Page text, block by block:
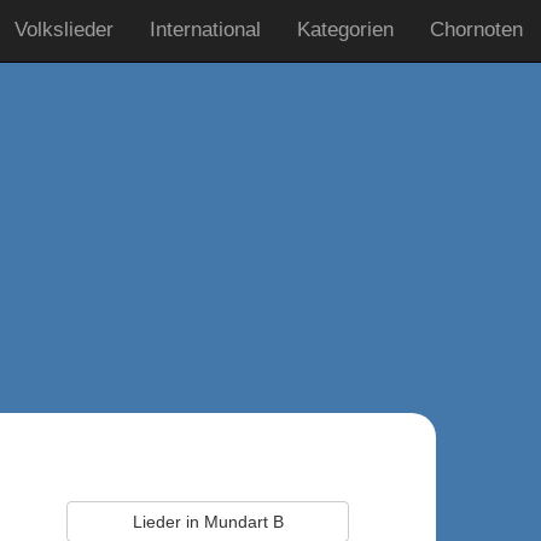
Volkslieder International Kategorien Chornoten
Lieder in Mundart B